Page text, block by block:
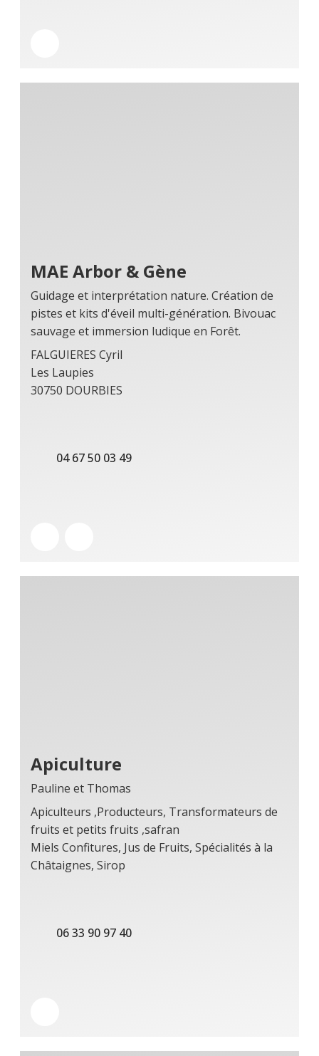
MAE Arbor & Gène
Guidage et interprétation nature. Création de
pistes et kits d'éveil multi-génération. Bivouac
sauvage et immersion ludique en Forêt.
FALGUIERES Cyril
Les Laupies
30750 DOURBIES
04 67 50 03 49
Apiculture
Pauline et Thomas
Apiculteurs ,Producteurs, Transformateurs de
fruits et petits fruits ,safran
Miels Confitures, Jus de Fruits, Spécialités à la
Châtaignes, Sirop
06 33 90 97 40